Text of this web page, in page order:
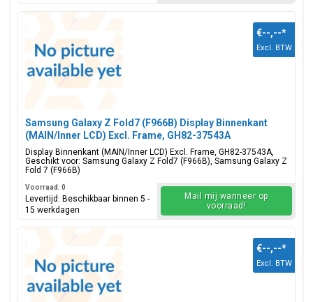
Samsung Galaxy Z Fold7 (F966B) Display Binnenkant
(MAIN/Inner LCD) Excl. Frame, GH82-37543A
Display Binnenkant (MAIN/Inner LCD) Excl. Frame, GH82-37543A,
Geschikt voor: Samsung Galaxy Z Fold7 (F966B), Samsung Galaxy Z
Fold 7 (F966B)
€--,--*
Excl. BTW
Voorraad: 0
Levertijd: Beschikbaar binnen 5 -
15 werkdagen
Mail mij wanneer op
voorraad!
€--,--*
Excl. BTW